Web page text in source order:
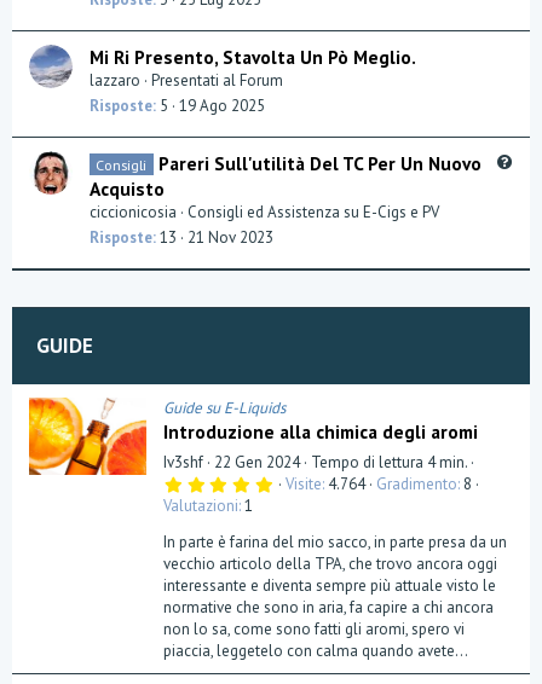
Mi Ri Presento, Stavolta Un Pò Meglio.
lazzaro Presentati al Forum
Risposte 5 19 Ago 2025
i
Consigli
Pareri Sull'utilità Del TC Per Un Nuovo
Acquisto
ciccionicosia
Consigli ed Assistenza su E-Cigs e PV
Risposte 13 21 Nov 2023
GUIDE
Guide su E-Liquids
Introduzione alla chimica degli aromi
Iv3shf 22 Gen 2024 Tempo di lettura 4 min.
5
0
s
t
e
l
l
a
(
e
)
Visite 4.764 Gradimento 8
Valutazioni 1
In parte è farina del mio sacco, in parte presa da un
vecchio articolo della TPA, che trovo ancora oggi
interessante e diventa sempre più attuale visto le
normative che sono in aria, fa capire a chi ancora
non lo sa, come sono fatti gli aromi, spero vi
piaccia, leggetelo con calma quando avete...